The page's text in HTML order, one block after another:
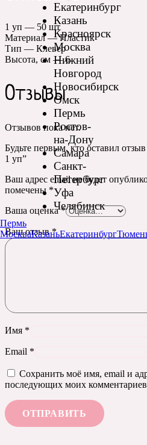
Екатеринбург
Казань
Красноярск
Москва
Нижний
Новгород
Новосибирск
Омск
Пермь
Ростов-
на-Дону
Самара
Санкт-
Петербург
Уфа
Челябинск
Пермь
МоскваКазаньЕкатеринбург
1 уп — 50 шт
Материал — Пластик
Тип — Клевер
Высота, см — 6
Отзывы
Отзывов пока нет.
Будьте первым, кто оставил
1 уп”
Ваш адрес email не будет
помечены *
Ваша оценка*
Ваш отзыв*
Имя *
Email *
Сохранить моё имя, email и
последующих моих